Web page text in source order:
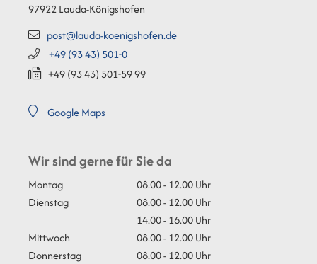
97922Lauda-Königshofen
post@lauda-koenigshofen.de
+49 (9343) 501-0
+49 (9343) 501-5999
Google Maps
Wir sind gerne für Sie da
Montag
08.00 - 12.00 Uhr
Dienstag
08.00 - 12.00 Uhr
14.00 - 16.00 Uhr
Mittwoch
08.00 - 12.00 Uhr
Donnerstag
08.00 - 12.00 Uhr